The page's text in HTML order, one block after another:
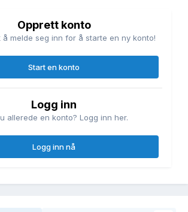
Opprett konto
å melde seg inn for å starte en ny konto!
Start en konto
Logg inn
allerede en konto? Logg inn her.
Logg inn nå